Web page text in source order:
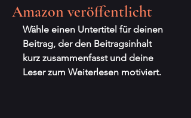
Amazon veröffentlicht
Wähle einen Untertitel für deinen
Beitrag, der den Beitragsinhalt
kurz zusammenfasst und deine
Leser zum Weiterlesen motiviert.